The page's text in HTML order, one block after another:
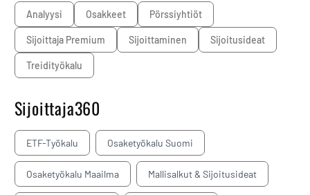
analyysi osakkeet pörssiyhtiöt
Sijoittaja Premium sijoittaminen sijoitusideat
Treidityökalu
Sijoittaja360
ETF-Työkalu Osaketyökalu Suomi
Osaketyökalu Maailma Mallisalkut & Sijoitusideat